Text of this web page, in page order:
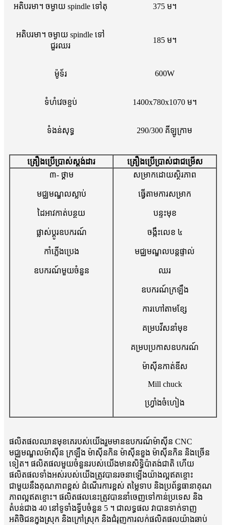
អតិបរមា។ ចម្ងាយ spindle ទៅតុ 375 ម។
អតិបរមា។ ចម្ងាយ spindle ទៅ
ជួរឈរ
185 ម។
ម៉ូទ័រ 600W
ទំហំវេចខ្ចប់ 1400x780x1070 ម។
ទំងន់សុទ្ធ 290/300 គីឡូក្រាម
គ្រឿងប្រើប្រាស់ស្តង់ដារ
គ្រឿងប្រើប្រាស់ជាជម្រើស
៣- ថ្គាម
មជ្ឈមណ្ឌលស្លាប់
ដៃអាវកាត់បន្ថយ
ផ្លាស់ប្តូរឧបករណ៍
កាំភ្លើងប្រេង
ឧបករណ៍មួយចំនួន
សម្រាកដោយស្ថិរភាព
ធ្វើតាមការសម្រាក
បន្ទះមុខ
ចង្កឹះលេខ ៤
មជ្ឈមណ្ឌលបន្តផ្ទាល់
ឈរ
ឧបករណ៍ក្រឡឹង
ការ​ហៅ​តាម​ខ្សែ​
គម្របវីសនាំមុខ
គម្របប្រកាសឧបករណ៍
ម៉ាស៊ីនកាត់ឌីស
Mill chuck
ហ្វ្រាំងចំហៀង
ផលិតផលឈានមុខគេរបស់យើងរួមមានឧបករណ៍ម៉ាស៊ីន CNC
មជ្ឈមណ្ឌលម៉ាស៊ីន ក្រឡឹង ម៉ាស៊ីនកិន ម៉ាស៊ីនខួង ម៉ាស៊ីនកិន និងច្រើន
ទៀត។ ផលិតផលមួយចំនួនរបស់យើងមានសិទ្ធិប៉ាតង់ជាតិ ហើយ
ផលិតផលទាំងអស់របស់យើងត្រូវបានរចនាឡើងយ៉ាងល្អឥតខ្ចោះ
ជាមួយនឹងគុណភាពខ្ពស់ ដំណើរការខ្ពស់ តម្លៃទាប និងប្រព័ន្ធធានាគុណ
ភាពល្អឥតខ្ចោះ។ ផលិតផលនេះត្រូវបាននាំចេញទៅកាន់ប្រទេស និង
តំបន់ជាង 40 នៅទូទាំងទ្វីបចំនួន 5 ។ ជាលទ្ធផល វាបានទាក់ទាញ
អតិថិជនក្នុងស្រុក និងក្រៅស្រុក និងជំរុញការលក់ផលិតផលយ៉ាងឆាប់